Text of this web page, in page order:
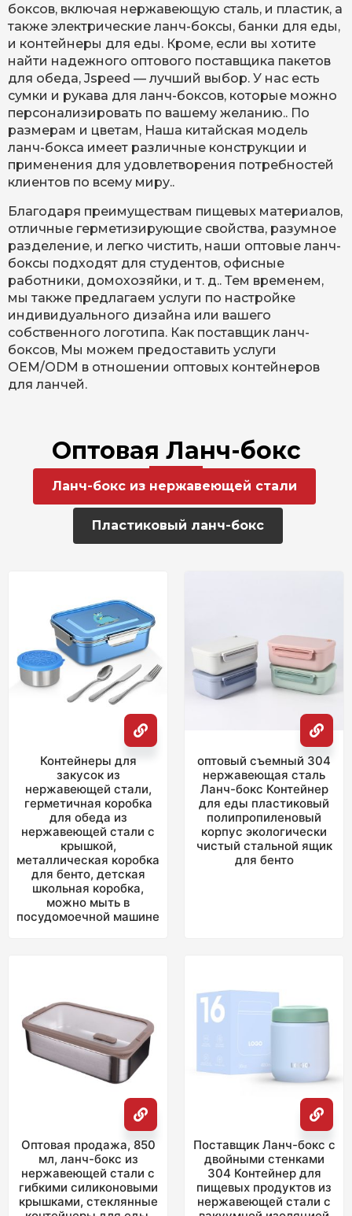
боксов, включая нержавеющую сталь, и пластик, а
также электрические ланч-боксы, банки для еды,
и контейнеры для еды. Кроме, если вы хотите
найти надежного оптового поставщика пакетов
для обеда, Jspeed — лучший выбор. У нас есть
сумки и рукава для ланч-боксов, которые можно
персонализировать по вашему желанию.. По
размерам и цветам, Наша китайская модель
ланч-бокса имеет различные конструкции и
применения для удовлетворения потребностей
клиентов по всему миру..
Благодаря преимуществам пищевых материалов,
отличные герметизирующие свойства, разумное
разделение, и легко чистить, наши оптовые ланч-
боксы подходят для студентов, офисные
работники, домохозяйки, и т. д.. Тем временем,
мы также предлагаем услуги по настройке
индивидуального дизайна или вашего
собственного логотипа. Как поставщик ланч-
боксов, Мы можем предоставить услуги
OEM/ODM в отношении оптовых контейнеров
для ланчей.
Оптовая Ланч-бокс
Ланч-бокс из нержавеющей стали
Пластиковый ланч-бокс
Контейнеры для
закусок из
нержавеющей стали,
герметичная коробка
для обеда из
нержавеющей стали с
крышкой,
металлическая коробка
для бенто, детская
школьная коробка,
можно мыть в
посудомоечной машине
oптовый съемный 304
нержавеющая сталь
Ланч-бокс Контейнер
для еды пластиковый
полипропиленовый
корпус экологически
чистый стальной ящик
для бенто
Оптовая продажа, 850
мл, ланч-бокс из
нержавеющей стали с
гибкими силиконовыми
крышками, стеклянные
Поставщик Ланч-бокс с
двойными стенками
304 Контейнер для
пищевых продуктов из
нержавеющей стали с